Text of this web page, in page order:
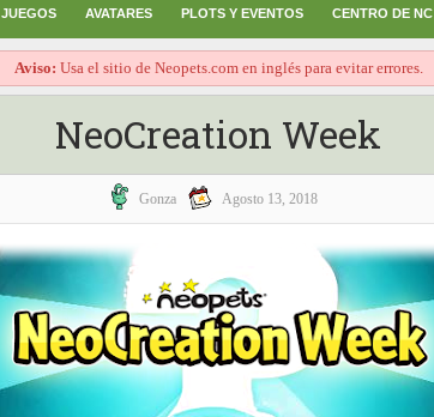
JUEGOS AVATARES PLOTS Y EVENTOS CENTRO DE NC
Aviso: Usa el sitio de Neopets.com en inglés para evitar errores.
NeoCreation Week
Gonza Agosto 13, 2018